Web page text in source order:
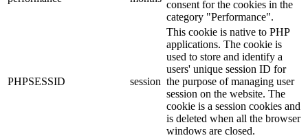
consent for the cookies in the
category "Performance".
PHPSESSID session
This cookie is native to PHP
applications. The cookie is
used to store and identify a
users' unique session ID for
the purpose of managing user
session on the website. The
cookie is a session cookies and
is deleted when all the browser
windows are closed.